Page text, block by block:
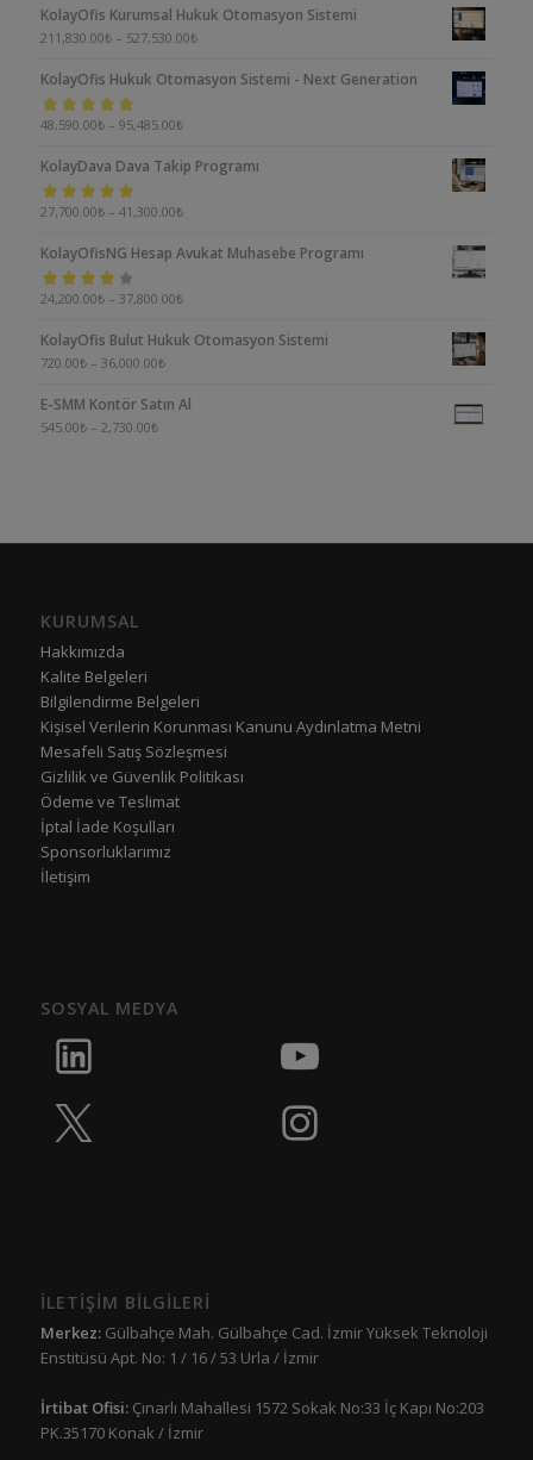
KolayOfis Kurumsal Hukuk Otomasyon Sistemi
211,830.00₺ – 527,530.00₺
KolayOfis Hukuk Otomasyon Sistemi - Next Generation
5 üzerinden
48,590.00₺ – 95,485.00₺
KolayDava Dava Takip Programı
5 üzerinden
27,700.00₺ – 41,300.00₺
KolayOfisNG Hesap Avukat Muhasebe Programı
5
4.00oy aldı
24,200.00₺ – 37,800.00₺
KolayOfis Bulut Hukuk Otomasyon Sistemi
720.00₺ – 36,000.00₺
E-SMM Kontör Satın Al
545.00₺ – 2,730.00₺
KURUMSAL
Hakkımızda
Kalite Belgeleri
Bilgilendirme Belgeleri
Kişisel Verilerin Korunması Kanunu Aydınlatma Metni
Mesafeli Satış Sözleşmesi
Gizlilik ve Güvenlik Politikası
Ödeme ve Teslimat
İptal İade Koşulları
Sponsorluklarımız
İletişim
SOSYAL MEDYA
İLETİŞİM BİLGİLERİ
Merkez:Gülbahçe Mah. Gülbahçe Cad. İzmir Yüksek Teknoloji
Enstitüsü Apt. No: 1 / 16 / 53 Urla / İzmir
İrtibat Ofisi: Çınarlı Mahallesi 1572 Sokak No:33 İç Kapı No:203
PK.35170 Konak / İzmir